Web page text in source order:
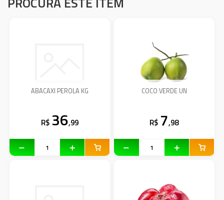
ABACAXI PEROLA KG
R$ 36,99
COCO VERDE UN
R$ 7,98